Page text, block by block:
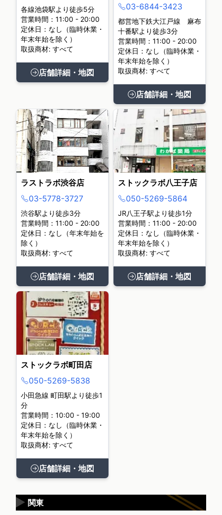
各線池袋駅より徒歩5分
営業時間：11:00 - 20:00
定休日：なし（臨時休業・
年末年始を除く）
取扱商材: すべて
店舗詳細・地図
03-6844-3423
都営地下鉄大江戸線 麻布
十番駅より徒歩3分
営業時間：11:00 - 20:00
定休日：なし（臨時休業・
年末年始を除く）
取扱商材: すべて
店舗詳細・地図
ラストラボ渋谷店
03-5778-3727
渋谷駅より徒歩3分
営業時間：11:00 - 20:00
定休日：なし（年末年始を
除く）
取扱商材: すべて
店舗詳細・地図
ストックラボ八王子店
050-5269-5864
JR八王子駅より徒歩1分
営業時間：11:00 - 20:00
定休日：なし（臨時休業・
年末年始を除く）
取扱商材: すべて
店舗詳細・地図
ストックラボ町田店
050-5269-5838
小田急線 町田駅より徒歩1
分
営業時間：10:00 - 19:00
定休日：なし（臨時休業・
年末年始を除く）
取扱商材: すべて
店舗詳細・地図
関東
▶